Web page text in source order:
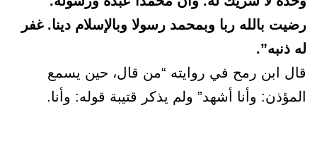
رضيت بالله ربا وبمحمد رسولا وبالإسلام دينا. غفر
له ذنبه”.
قال ابن رمح في روايته “من قال، حين يسمع
المؤذن: وأنا أشهد” ولم يذكر قتيبة قوله: وأنا.